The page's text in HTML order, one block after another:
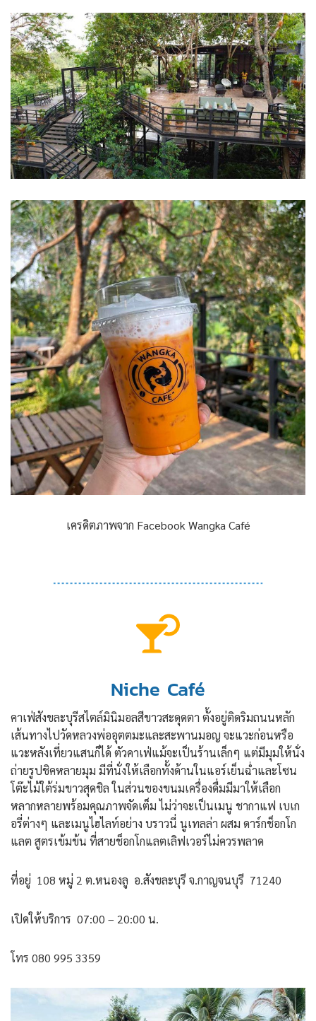
เครดิตภาพจาก Facebook Wangka Café
Niche Café
คาเฟ่สังขละบุรีสไตล์มินิมอลสีขาวสะดุดตา ตั้งอยู่ติดริมถนนหลัก
เส้นทางไปวัดหลวงพ่ออุตตมะและสะพานมอญ จะแวะก่อนหรือ
แวะหลังเที่ยวแสนก็ได้ ตัวคาเฟ่แม้จะเป็นร้านเล็กๆ แต่มีมุมให้นั่ง
ถ่ายรูปชิคหลายมุม มีที่นั่งให้เลือกทั้งด้านในแอร์เย็นฉ่ำและโซน
โต๊ะไม้ใต้ร่มขาวสุดชิล ในส่วนของขนมเครื่องดื่มมีมาให้เลือก
หลากหลายพร้อมคุณภาพจัดเต็ม ไม่ว่าจะเป็นเมนู ชากาแฟ เบเก
อรี่ต่างๆ และเมนูไฮไลท์อย่าง บราวนี่ นูเทลล่า ผสม ดาร์กช็อกโก
แลต สูตรเข้มข้น ที่สายช็อกโกแลตเลิฟเวอร์ไม่ควรพลาด
ที่อยู่ 108 หมู่ 2 ต.หนองลู อ.สังขละบุรี จ.กาญจนบุรี 71240
เปิดให้บริการ 07:00 – 20:00 น.
โทร 080 995 3359